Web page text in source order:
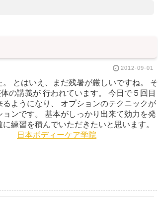
2012-09-01
とはいえ、まだ残暑が厳しいですね。 そ
の講義が 行われています。 今日で５回目
ようになり、 オプションのテクニックが
ンです。 基本がしっかり出来て効力を発
練習を積んでいただきたいと思います。
日本ボディーケア学院